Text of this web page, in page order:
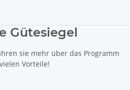
Gütesiegel
sie mehr über das Programm
Vorteile!